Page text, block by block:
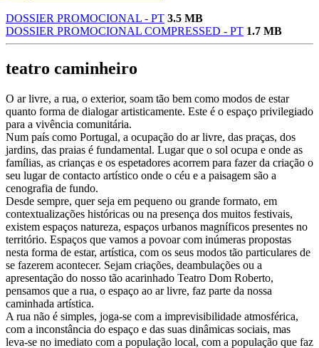
DOSSIER PROMOCIONAL - PT 3.5 MB
DOSSIER PROMOCIONAL COMPRESSED - PT 1.7 MB
teatro caminheiro
O ar livre, a rua, o exterior, soam tão bem como modos de estar
quanto forma de dialogar artisticamente. Este é o espaço privilegiado
para a vivência comunitária.
Num país como Portugal, a ocupação do ar livre, das praças, dos
jardins, das praias é fundamental. Lugar que o sol ocupa e onde as
famílias, as crianças e os espetadores acorrem para fazer da criação o
seu lugar de contacto artístico onde o céu e a paisagem são a
cenografia de fundo.
Desde sempre, quer seja em pequeno ou grande formato, em
contextualizações históricas ou na presença dos muitos festivais,
existem espaços natureza, espaços urbanos magníficos presentes no
território. Espaços que vamos a povoar com inúmeras propostas
nesta forma de estar, artística, com os seus modos tão particulares de
se fazerem acontecer. Sejam criações, deambulações ou a
apresentação do nosso tão acarinhado Teatro Dom Roberto,
pensamos que a rua, o espaço ao ar livre, faz parte da nossa
caminhada artística.
A rua não é simples, joga-se com a imprevisibilidade atmosférica,
com a inconstância do espaço e das suas dinâmicas sociais, mas
leva-se no imediato com a população local, com a população que faz